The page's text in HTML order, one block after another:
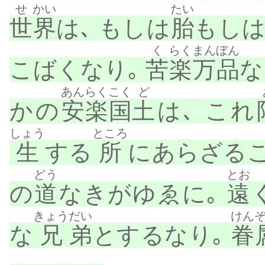
世
せ
界
かい
は､ もしは 胎
たい
もしは
こばくなり｡ 苦
く
楽
らく
万品
まんぼん
かの安楽
あんらく
国
こく
土
ど
は､ これ
生
しょう
する 所
ところ
にあらざる
の道
どう
なきがゆゑに｡ 遠
とお
な 兄
きょう
弟
だい
とするなり｡ 眷
けん